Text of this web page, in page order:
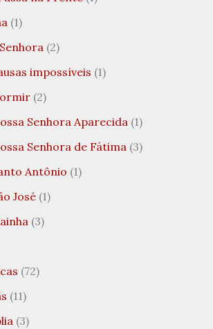
(1)
(2)
impossíveis (1)
(2)
Senhora Aparecida(1)
Senhora de Fátima(3)
Antônio (1)
José(1)
(3)
(72)
(11)
(3)